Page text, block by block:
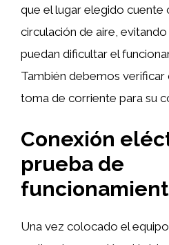
que el lugar elegido cuente
circulación de aire,
puedan dificultar el
También debemos
toma de corriente para su
Conexión
prueba de
Una vez colocado el